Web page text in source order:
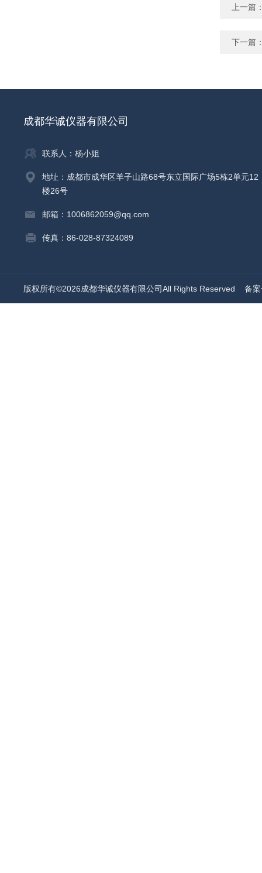
上一篇
下一篇
成都华诚仪器有限公司
联系人：杨小姐
地址：成都市成华区羊子山路68号东立国际广场5栋2单元12
楼26号
邮箱：1006862059@qq.com
传真：86-028-87324089
版权所有©2026成都华诚仪器有限公司All Rights Reserved 备